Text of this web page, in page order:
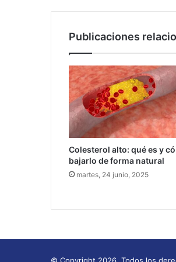
Publicaciones
Colesterol alto: qué es y
bajarlo de forma natural
martes, 24 junio, 2025